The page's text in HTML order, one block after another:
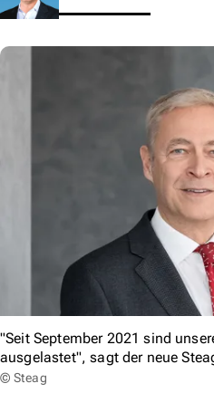
"Seit September 2021 sind
ausgelastet", sagt der neue
© Steag